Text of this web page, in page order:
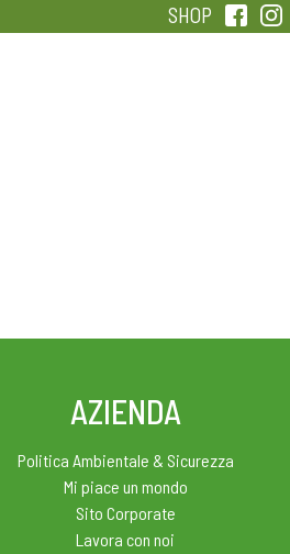
SHOP
AZIENDA
Politica Ambientale & Sicurezza
Mi piace un mondo
Sito Corporate
Lavora con noi